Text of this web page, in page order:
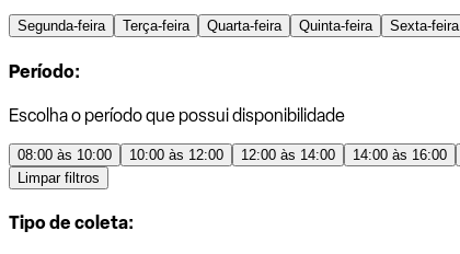
Segunda-feira Terça-feira Quarta-feira Quinta-feira Sexta-feira
Período:
Escolha o período que possui disponibilidade
08:00 às 10:00 10:00 às 12:00 12:00 às 14:00 14:00 às 16:00
Limpar filtros
Tipo de coleta: